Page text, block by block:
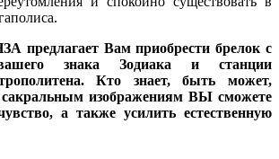
Вам приобрести брелок с
знака Зодиака и станции
Кто знает, быть может,
сакральным изображениям ВЫ сможете
а также усилить естественную